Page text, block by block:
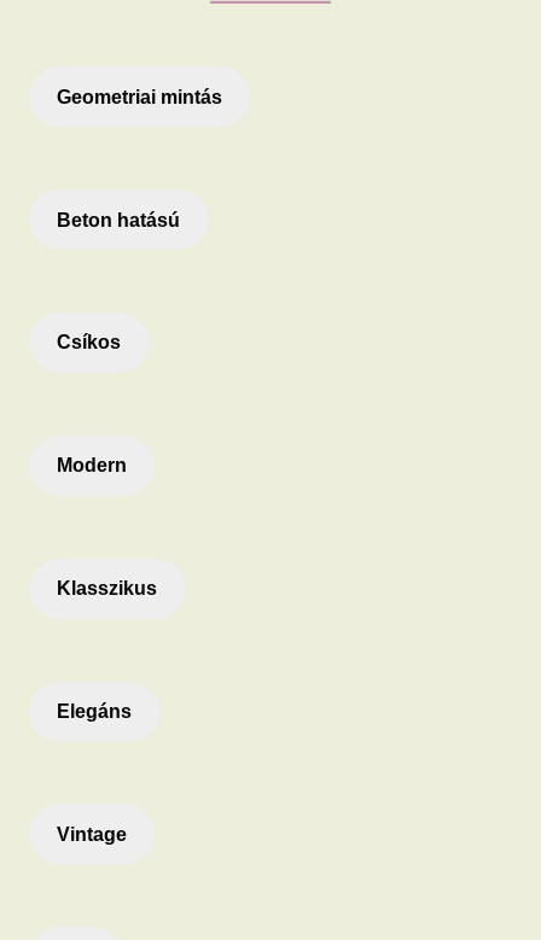
Geometriai mintás
Beton hatású
Csíkos
Modern
Klasszikus
Elegáns
Vintage